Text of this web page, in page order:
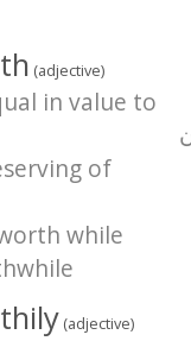
(adjective)
in value to
of
while
(adjective)